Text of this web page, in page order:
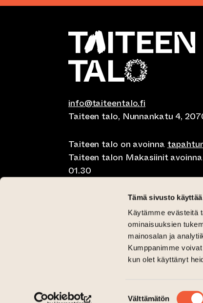
Tämä sivusto
Käytämme evästeitä
ominaisuuksien
mainosalan ja
Kumppanimme
kun olet käyttänyt
Välttämätön
info@taiteentalo.fi
Taiteen talo, Nunnankatu 4,
Taiteen talo on avoinna
Taiteen talon Makasiinit
01.30
Café Elephanten su-ma klo 10-
Pegasus Taiteen talo ma-pe
11-15 ja brunssi su klo 11-15
Kriittinen Galleria ti-su 12-18
Galleria Aski ti-pe 12-18 ja la-su
Taiteen talo Facebookissa
(siirtyy toiseen verkkopalveluun)
Taiteen talo Instagramissa
(siirtyy toiseen verkkopalveluun)